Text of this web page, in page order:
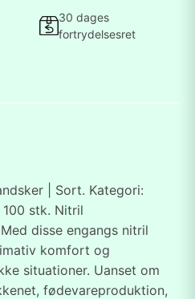
30 dages
fortrydelsesret
| Sort. Kategori:
100 stk. Nitril
disse engangs nitril
komfort og
situationer. Uanset om
fødevareproduktion,